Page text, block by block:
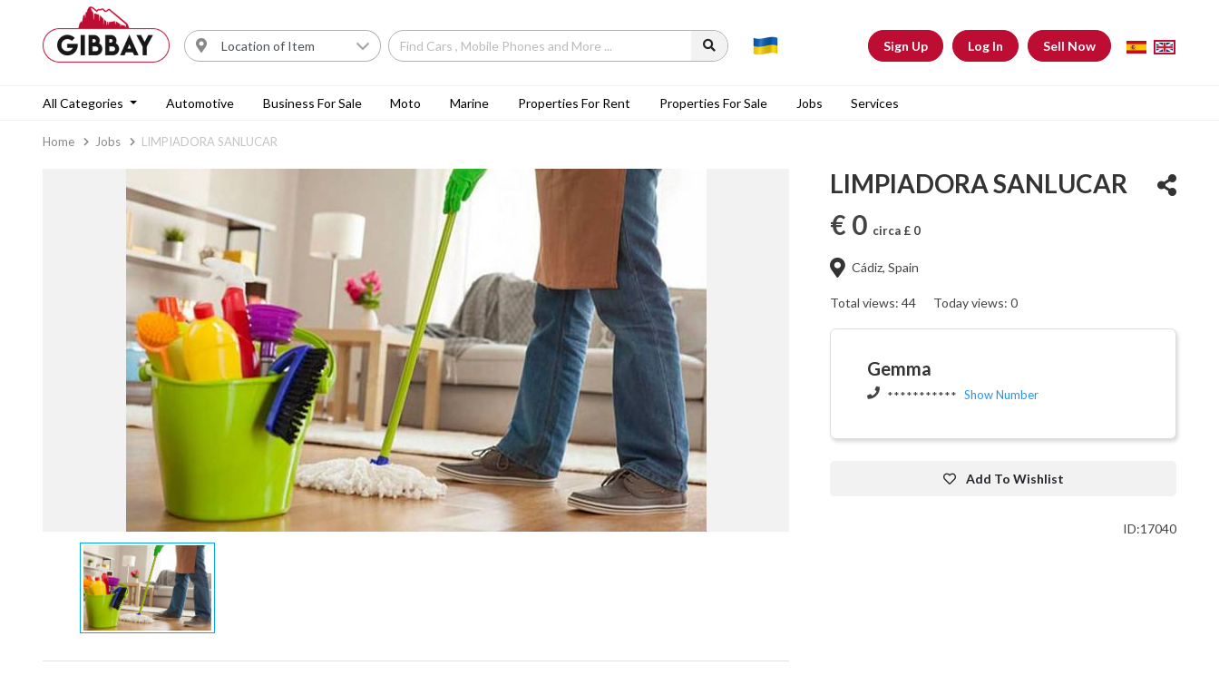
Sign Up Log In Sell Now
All Categories Automotive Business For Sale Moto Marine Properties For Rent Properties For Sale Jobs Services
Home Jobs LIMPIADORA SANLUCAR
LIMPIADORA SANLUCAR
€ 0 circa £ 0
Cádiz, Spain
Total views: 44 Today views: 0
Gemma
*********** Show Number
Add To Wishlist
ID:17040